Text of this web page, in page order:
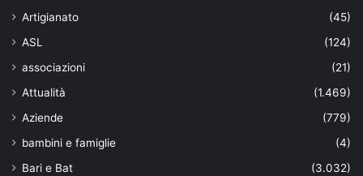
Artigianato
(45)
ASL
(124)
associazioni
(21)
Attualità
(1.469)
Aziende
(779)
bambini e famiglie
(4)
Bari e Bat
(3.032)